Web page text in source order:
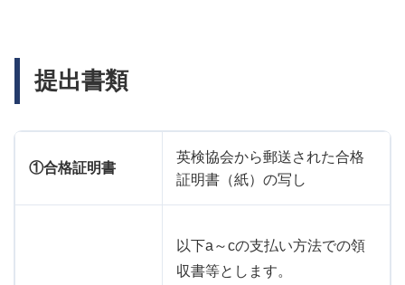
提出書類
①合格証明書
英検協会から郵送された合格
証明書（紙）の写し
以下a～cの支払い方法での領
収書等とします。